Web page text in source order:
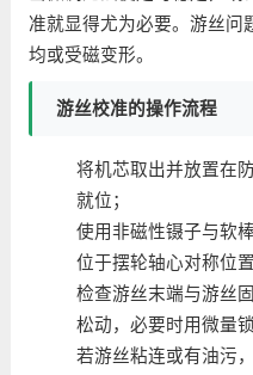
准就显得尤为必要。游丝问
均或受磁变形。
游丝校准的操作流程
将机芯取出并放置在
就位；
使用非磁性镊子与软
位于摆轮轴心对称位置
检查游丝末端与游丝
松动，必要时用微量
若游丝粘连或有油污